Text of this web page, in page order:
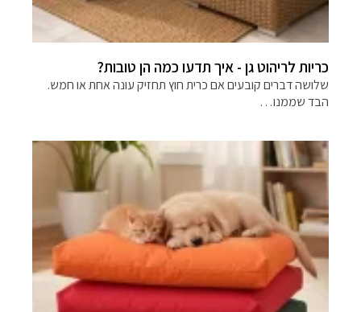
כריות לריהוט גן - איך תדעו כמה הן טובות?
שלושה דברים קובעים אם כרית חוץ תחזיק עונה אחת או חמש.
הבד שממנו…